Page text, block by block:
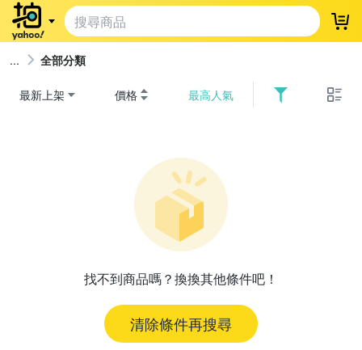
登
全部分類
最新上架 價格 最高人氣
找不到商品嗎？換換其他條件吧！
清除條件再搜尋